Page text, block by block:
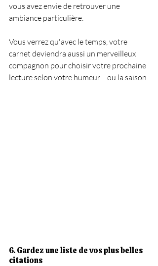
vous avez envie de retrouver une
ambiance particulière.
Vous verrez qu'avec le temps, votre
carnet deviendra aussi un merveilleux
compagnon pour choisir votre prochaine
lecture selon votre humeur… ou la saison.
6. Gardez une liste de vos plus belles
citations